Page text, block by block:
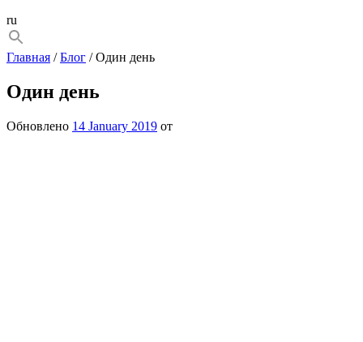
ru
Главная /Блог / Один день
Один день
Обновлено 14 January 2019 от